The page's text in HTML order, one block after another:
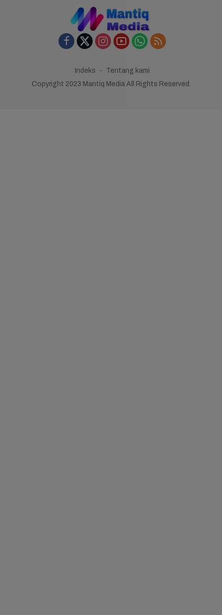
Indeks
Tentang kami
Copyright 2023 Mantiq Media All Rights Reserved.